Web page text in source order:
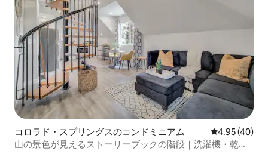
コロラド・スプリングスのコンドミニアム レビュー40
4.95 (40)
山の景色が見えるストーリーブックの階段｜洗濯機・乾燥